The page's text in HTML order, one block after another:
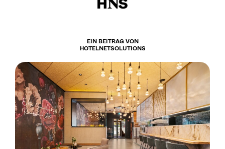
EIN BEITRAG VON
HOTELNETSOLUTIONS